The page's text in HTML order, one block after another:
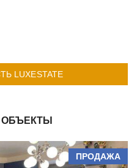
LUXESTATE
ПРОДАЖА